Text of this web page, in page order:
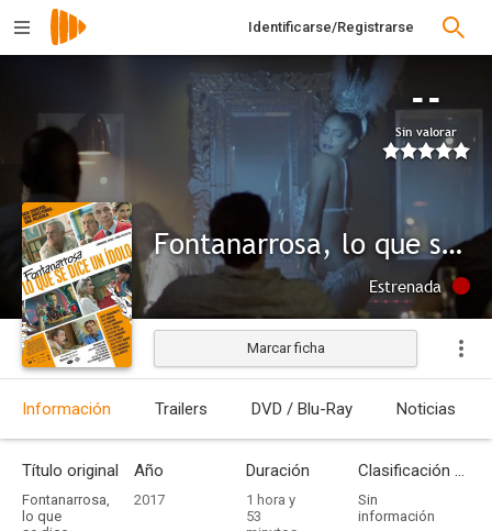
Identificarse/Registrarse
--
Sin valorar
Fontanarrosa, lo que se dice un ídolo
Estrenada
Marcar ficha
Información Trailers DVD / Blu-Ray Noticias
Título original
Fontanarrosa,
lo que
Año
2017
Duración
1 hora y
53
Clasificación por edades
Sin
información